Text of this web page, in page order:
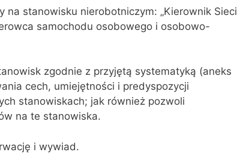
na stanowisku nierobotniczym: „Kierownik Sieci
samochodu osobowego i osobowo-
zgodnie z przyjętą systematyką (aneks
cech, umiejętności i predyspozycji
stanowiskach; jak również pozwoli
na te stanowiska.
i wywiad.